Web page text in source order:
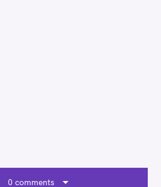
0 comments